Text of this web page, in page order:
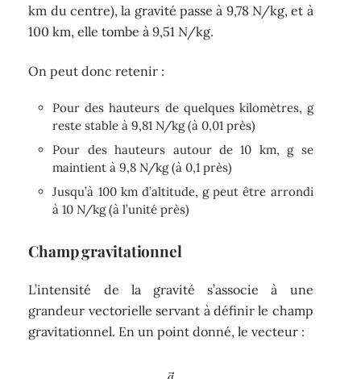
km du centre), la gravité passe à 9,78 N/kg, et à
100 km, elle tombe à 9,51 N/kg.
On peut donc retenir :
Pour des hauteurs de quelques kilomètres, g
reste stable à 9,81 N/kg (à 0,01 près)
Pour des hauteurs autour de 10 km, g se
maintient à 9,8 N/kg (à 0,1 près)
Jusqu’à 100 km d’altitude, g peut être arrondi
à 10 N/kg (à l’unité près)
Champ gravitationnel
L’intensité de la gravité s’associe à une
grandeur vectorielle servant à définir le champ
gravitationnel. En un point donné, le vecteur :